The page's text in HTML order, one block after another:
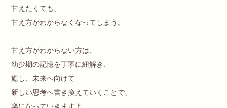
甘えたくても、
甘え方がわからなくなってしまう。
甘え方がわからない方は、
幼少期の記憶を丁寧に紐解き、
癒し、未来へ向けて
新しい思考へ書き換えていくことで、
楽になっていきますよ。